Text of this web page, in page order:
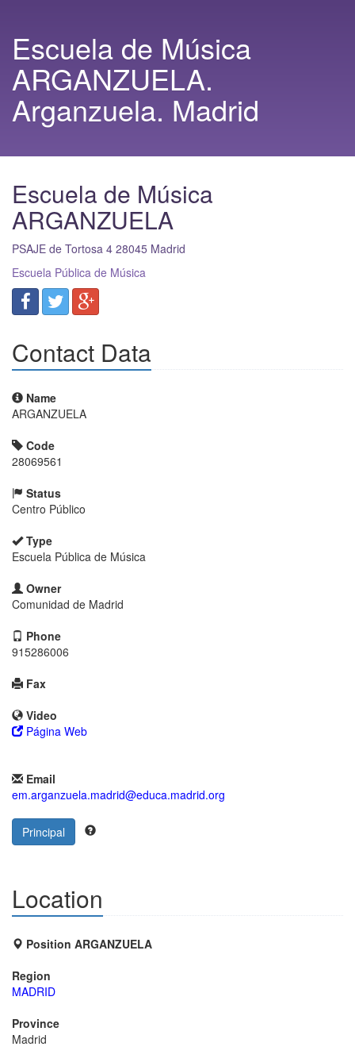
Escuela de Música
ARGANZUELA.
Arganzuela. Madrid
Escuela de Música
ARGANZUELA
PSAJE de Tortosa 4 28045 Madrid
Escuela Pública de Música
Contact Data
Name
ARGANZUELA
Code
28069561
Status
Centro Público
Type
Escuela Pública de Música
Owner
Comunidad de Madrid
Phone
915286006
Fax
Video
Página Web
Email
em.arganzuela.madrid@educa.madrid.org
Principal
Location
Position ARGANZUELA
Region
MADRID
Province
Madrid